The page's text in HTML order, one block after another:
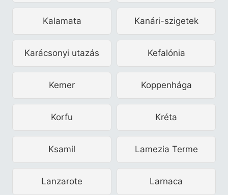
Kalamata Kanári-szigetek
Karácsonyi utazás Kefalónia
Kemer Koppenhága
Korfu Kréta
Ksamil Lamezia Terme
Lanzarote Larnaca